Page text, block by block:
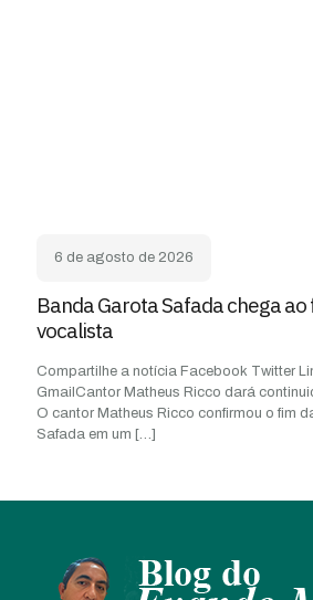
6 de agosto de 2026
Banda Garota Safada chega
vocalista
Compartilhe a notícia Facebook Twitter
GmailCantor Matheus Ricco dará
O cantor Matheus Ricco confirmou o fim
Safada em um […]